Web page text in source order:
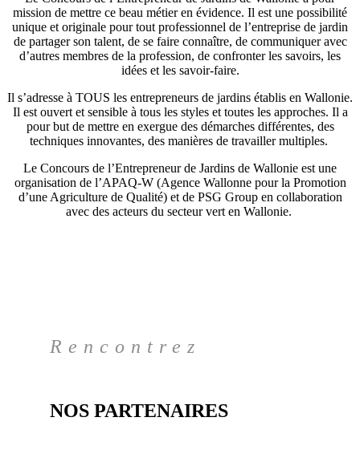
mission de mettre ce beau métier en évidence. Il est une possibilité
unique et originale pour tout professionnel de l’entreprise de jardin
de partager son talent, de se faire connaître, de communiquer avec
d’autres membres de la profession, de confronter les savoirs, les
idées et les savoir-faire.
Il s’adresse à TOUS les entrepreneurs de jardins établis en Wallonie.
Il est ouvert et sensible à tous les styles et toutes les approches. Il a
pour but de mettre en exergue des démarches différentes, des
techniques innovantes, des manières de travailler multiples.
Le Concours de l’Entrepreneur de Jardins de Wallonie est une
organisation de l’APAQ-W (Agence Wallonne pour la Promotion
d’une Agriculture de Qualité) et de PSG Group en collaboration
avec des acteurs du secteur vert en Wallonie.
Rencontrez
NOS PARTENAIRES